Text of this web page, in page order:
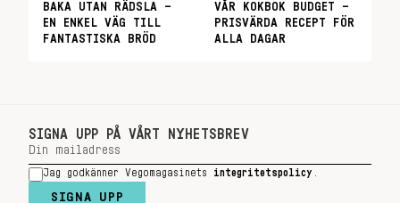
BAKA UTAN RÄDSLA –
EN ENKEL VÄG TILL
FANTASTISKA BRÖD
VÅR KOKBOK BUDGET –
PRISVÄRDA RECEPT FÖR
ALLA DAGAR
SIGNA UPP PÅ VÅRT NYHETSBREV
Jag godkänner Vegomagasinets integritetspolicy
SIGNA UPP